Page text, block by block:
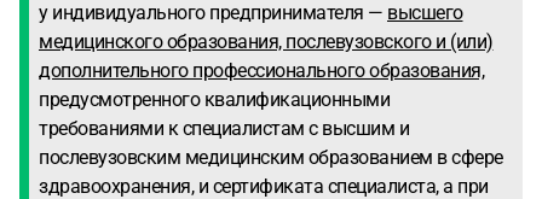
у индивидуального предпринимателя — высшего
медицинского образования, послевузовского и (или)
дополнительного профессионального образования,
предусмотренного квалификационными
требованиями к специалистам с высшим и
послевузовским медицинским образованием в сфере
здравоохранения, и сертификата специалиста, а при